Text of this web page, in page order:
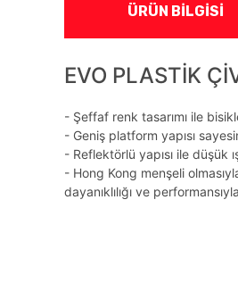
ÜRÜN BILGISI
EVO PLASTİK
- Şeffaf renk tasarımı ile
- Geniş platform yapısı
- Reflektörlü yapısı ile düşük
- Hong Kong menşeli
dayanıklılığı ve